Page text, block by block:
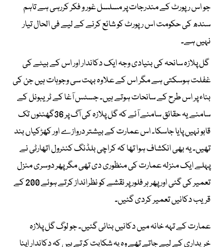
جو اس رپورٹ کے مندرجات پر مسلسل غور و فکر کررہی ہے تاہم
سندھ کی حکومت اس رپورٹ کو شائع کرنے کے لیے فی الحال تیار
نہیں ہے۔
گل پلازہ سانحہ کی بنیادی وجہ ایک دکاندار اور اس کے بیٹے کی
غفلت ہوسکتی ہے مگر اس کے علاوہ بہت سی وجوہات ہیں جن کی
بناء پر اس طرح کے سانحات ہوتے ہیں۔ جسٹس آغا کے ٹریبونل کے
سامنے یہ حقائق سامنے آئے کہ گل پلازہ کی آگ پر 36گھنٹوں تک
قابو نہیں پایا جاسکا۔ اس عمارت کے بیشتر دروازے اور کھڑکیاں بند
تھیں۔ یہ بھی انکشاف ہوا تھا کہ کراچی بلڈنگ کنٹرول اتھارٹی نے
پہلے ایک منزلہ عمارت کی منظوری دی تھی مگر پھر دوسری منزل
تعمیر کی گئی اور پھر ہر فلور پر نقشے کو نظرانداز کرتے ہوئے 200 کے
قریب دکانیں تعمیر کردی گئیں۔
عمارت کے تہہ خانہ میں دکانیں بنائی گئیں۔ جو لوگ گل پلازہ
خریداری کے لیے جاتے تھے وہ یہ شکایت کرتے ہیں کہ دکاندار اپنا